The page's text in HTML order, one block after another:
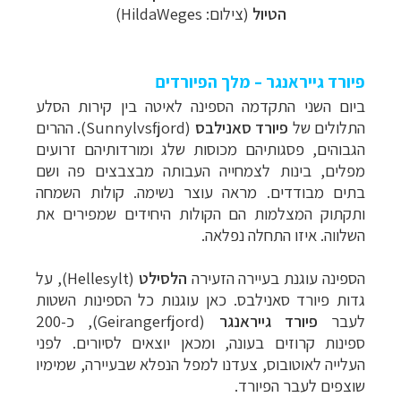
הטיול (צילום: HildaWeges)
פיורד גייראנגר – מלך הפיורדים
ביום השני התקדמה הספינה לאיטה בין קירות הסלע
התלולים של פיורד סאנילבס (
Sunnylvsfjord). ההרים
הגבוהים, פסגותיהם מכוסות שלג ומורדותיהם זרועים
מפלים, בינות לצמחייה העבותה מבצבצים פה ושם
בתים מבודדים. מראה עוצר נשימה. קולות השמחה
ותקתוק המצלמות הם הקולות היחידים שמפירים את
השלווה. איזו התחלה נפלאה.
הספינה עוגנת בעיירה הזעירה הלסילט (
Hellesylt), על
גדות פיורד סאנילבס. כאן עוגנות כל הספינות השטות
לעבר פיורד גייראנגר (
Geirangerfjord
), כ-200
ספינות קרוזים בעונה, ומכאן יוצאים לסיורים. לפני
העלייה לאוטובוס, צעדנו למפל הנפלא שבעיירה, שמימיו
שוצפים לעבר הפיורד.
קרוזים והפלגות נופש
לחצו לרשימת היעדים »
הפלגות לאנטארקטיקה
לחצו לכל מסלולי ההפלגות »